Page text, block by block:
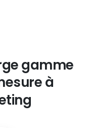
gamme
à